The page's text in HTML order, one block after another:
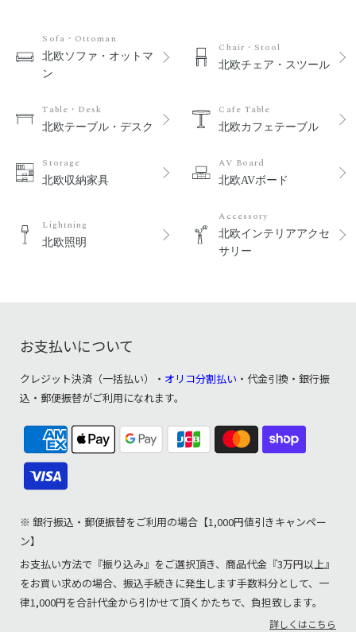
Sofa・Ottoman
北欧ソファ・オットマ
ン
Chair・Stool
北欧チェア・スツール
Table・Desk
北欧テーブル・デスク
Cafe Table
北欧カフェテーブル
Storage
北欧収納家具
AV Board
北欧AVボード
Lightning
北欧照明
Accessory
北欧インテリアアクセ
サリー
お支払いについて
クレジット決済（一括払い）・ オリコ分割払い ・代金引換・銀行振
込・郵便振替がご利用になれます。
※ 銀行振込・郵便振替をご利用の場合【1,000円値引きキャンペー
ン】
お支払い方法で『振り込み』をご選択頂き、商品代金『3万円以上』
をお買い求めの場合、振込手続きに発生します手数料分として、一
律1,000円を合計代金から引かせて頂くかたちで、負担致します。
詳しくはこちら